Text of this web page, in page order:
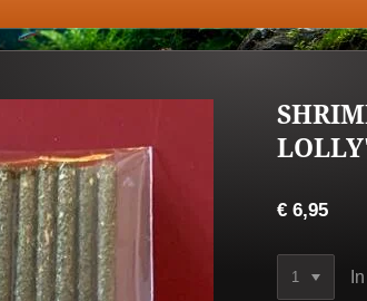
€ 6,95